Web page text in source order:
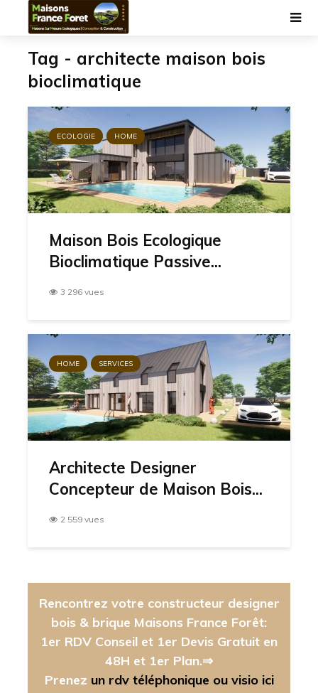
Tag - architecte maison bois
bioclimatique
ECOLOGIE HOME
Maison Bois Ecologique
Bioclimatique Passive...
3 296 vues
HOME SERVICES
Architecte Designer
Concepteur de Maison Bois...
2 559 vues
Rencontrez votre constructeur designer
bois & brique Maisons France Forêt:
1er RDV Conseil et 1er Devis Gratuit en
48H et 1er Plan.⇒
Prenez un rdv téléphonique ou visio ici